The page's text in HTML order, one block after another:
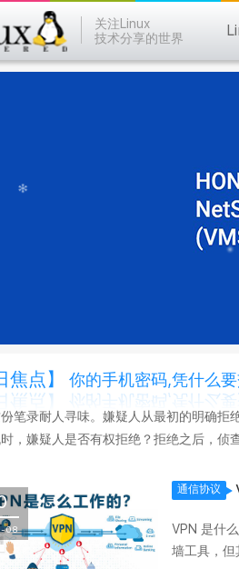
关注Linux
技术分享的世界
焦点】 你的手机密码,凭什么
笔录耐人寻味。嫌疑人从最初的明确拒
，嫌疑人是否有权拒绝？拒绝之后，侦
08
通信协议
VPN 是什
墙工具，